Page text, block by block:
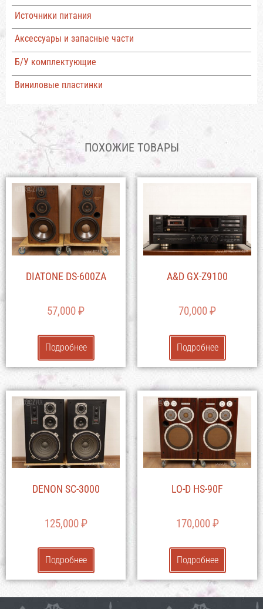
Источники питания
Аксессуары и запасные части
Б/У комплектующие
Виниловые пластинки
ПОХОЖИЕ ТОВАРЫ
DIATONE DS-600ZA
57,000₽
Подробнее
A&D GX-Z9100
70,000₽
Подробнее
DENON SC-3000
125,000₽
Подробнее
LO-D HS-90F
170,000₽
Подробнее